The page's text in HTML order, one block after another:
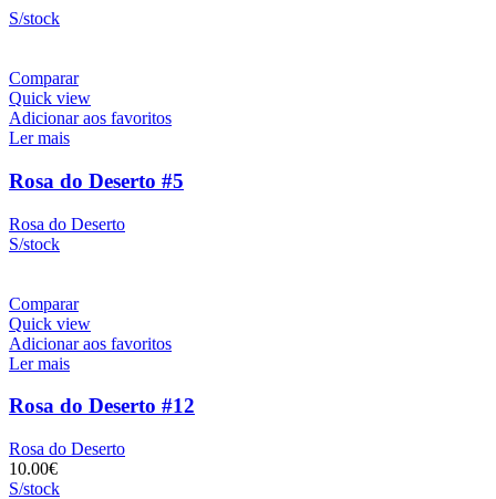
S/stock
Comparar
Quick view
Adicionar aos favoritos
Ler mais
Rosa do Deserto #5
Rosa do Deserto
S/stock
Comparar
Quick view
Adicionar aos favoritos
Ler mais
Rosa do Deserto #12
Rosa do Deserto
10.00€
S/stock